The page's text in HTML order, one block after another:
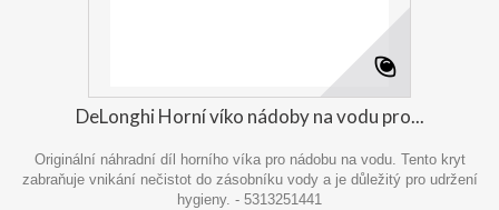
DeLonghi Horní víko nádoby na vodu pro...
Originální náhradní díl horního víka pro nádobu na vodu. Tento kryt
zabraňuje vnikání nečistot do zásobníku vody a je důležitý pro udržení
hygieny. - 5313251441